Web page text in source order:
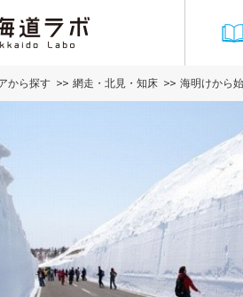
から探す 網走・北見・知床 海明けから